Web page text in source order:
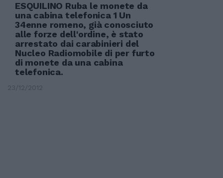
ESQUILINO Ruba le monete da
una cabina telefonica 1 Un
34enne romeno, già conosciuto
alle forze dell'ordine, è stato
arrestato dai carabinieri del
Nucleo Radiomobile di per furto
di monete da una cabina
telefonica.
23/12/2012